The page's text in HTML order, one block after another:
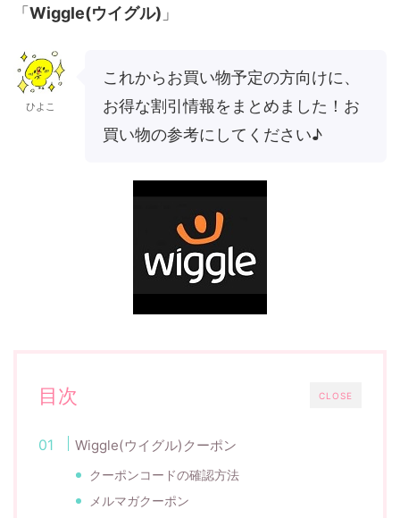
「Wiggle(ウイグル) 」
ひよこ
これからお買い物予定の方向けに、
お得な割引情報をまとめました！お
買い物の参考にしてください♪
CLOSE
目次
Wiggle(ウイグル)クーポン
クーポンコードの確認方法
メルマガクーポン